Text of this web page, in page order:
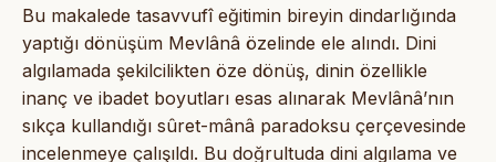
Bu makalede tasavvufî eğitimin bireyin dindarlığında
yaptığı dönüşüm Mevlânâ özelinde ele alındı. Dini
algılamada şekilcilikten öze dönüş, dinin özellikle
inanç ve ibadet boyutları esas alınarak Mevlânâ’nın
sıkça kullandığı sûret-mânâ paradoksu çerçevesinde
incelenmeye çalışıldı. Bu doğrultuda dini algılama ve